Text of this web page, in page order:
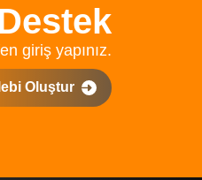
giriş yapınız.
Oluştur